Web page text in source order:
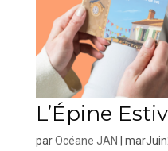
L’Épine
parOcéane JAN |